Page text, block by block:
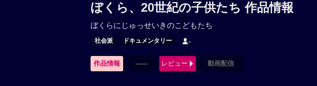
ぼくら、20世紀の子供たち 作品情報
ぼくらにじゅっせいきのこどもたち
社会派 ドキュメンタリー -
作品情報 ------ レビュー 動画配信